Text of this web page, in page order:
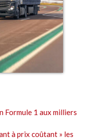
Formule 1 aux milliers
à prix coûtant » les